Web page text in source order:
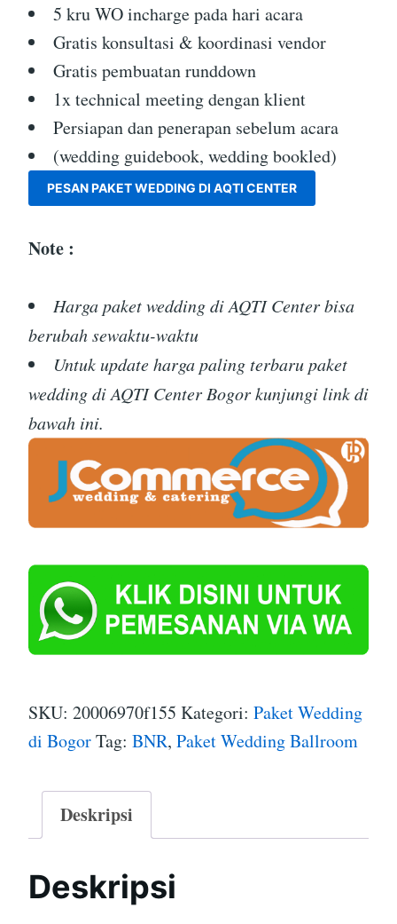
5 kru WO incharge pada hari acara
Gratis konsultasi & koordinasi vendor
Gratis pembuatan runddown
1x technical meeting dengan klient
Persiapan dan penerapan sebelum acara
(wedding guidebook, wedding bookled)
PESAN PAKET WEDDING DI AQTI CENTER
Note :
Harga paket wedding di AQTI Center bisa
berubah sewaktu-waktu
Untuk update harga paling terbaru paket
wedding di AQTI Center Bogor kunjungi link di
bawah ini.
SKU: 20006970f155 Kategori: Paket Wedding
di BogorTag: BNR, Paket Wedding Ballroom
Deskripsi
Deskripsi